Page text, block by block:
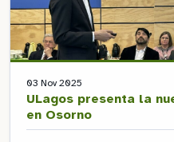
03 Nov 2025
ULagos presenta la
en Osorno